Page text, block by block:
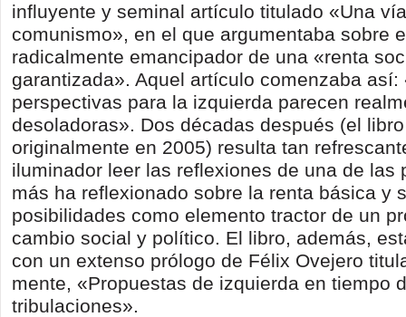
influyente y seminal artículo titulado «Una
comunismo», en el que argumentaba sobre
radicalmente emancipador de una «renta
garantizada». Aquel artículo comenzaba así:
perspectivas para la izquierda parecen
desoladoras». Dos décadas después (el
originalmente en 2005) resulta tan
iluminador leer las reflexiones de una de las
más ha reflexionado sobre la renta básica y
posibilidades como elemento tractor de un
cambio social y político. El libro, además,
con un extenso prólogo de Félix Ovejero
mente, «Propuestas de izquierda en tiempo
tribulaciones».